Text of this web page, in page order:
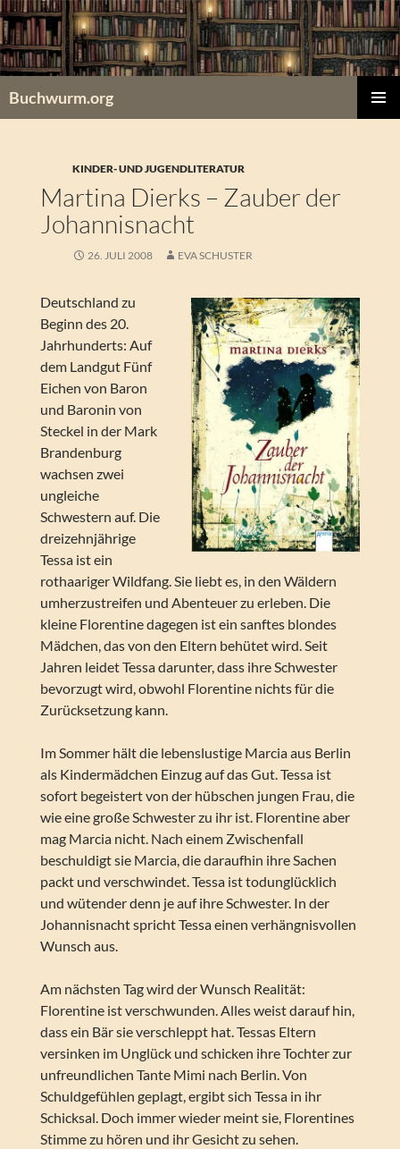
Zum
Inhalt
springen
Buchwurm.org
KINDER- UND JUGENDLITERATUR
Martina Dierks – Zauber der
Johannisnacht
26. JULI 2008 EVA SCHUSTER
Deutschland zu
Beginn des 20.
Jahrhunderts: Auf
dem Landgut Fünf
Eichen von Baron
und Baronin von
Steckel in der Mark
Brandenburg
wachsen zwei
ungleiche
Schwestern auf. Die
dreizehnjährige
Tessa ist ein
rothaariger Wildfang. Sie liebt es, in den Wäldern
umherzustreifen und Abenteuer zu erleben. Die
kleine Florentine dagegen ist ein sanftes blondes
Mädchen, das von den Eltern behütet wird. Seit
Jahren leidet Tessa darunter, dass ihre Schwester
bevorzugt wird, obwohl Florentine nichts für die
Zurücksetzung kann.
Im Sommer hält die lebenslustige Marcia aus Berlin
als Kindermädchen Einzug auf das Gut. Tessa ist
sofort begeistert von der hübschen jungen Frau, die
wie eine große Schwester zu ihr ist. Florentine aber
mag Marcia nicht. Nach einem Zwischenfall
beschuldigt sie Marcia, die daraufhin ihre Sachen
packt und verschwindet. Tessa ist todunglücklich
und wütender denn je auf ihre Schwester. In der
Johannisnacht spricht Tessa einen verhängnisvollen
Wunsch aus.
Am nächsten Tag wird der Wunsch Realität:
Florentine ist verschwunden. Alles weist darauf hin,
dass ein Bär sie verschleppt hat. Tessas Eltern
versinken im Unglück und schicken ihre Tochter zur
unfreundlichen Tante Mimi nach Berlin. Von
Schuldgefühlen geplagt, ergibt sich Tessa in ihr
Schicksal. Doch immer wieder meint sie, Florentines
Stimme zu hören und ihr Gesicht zu sehen.